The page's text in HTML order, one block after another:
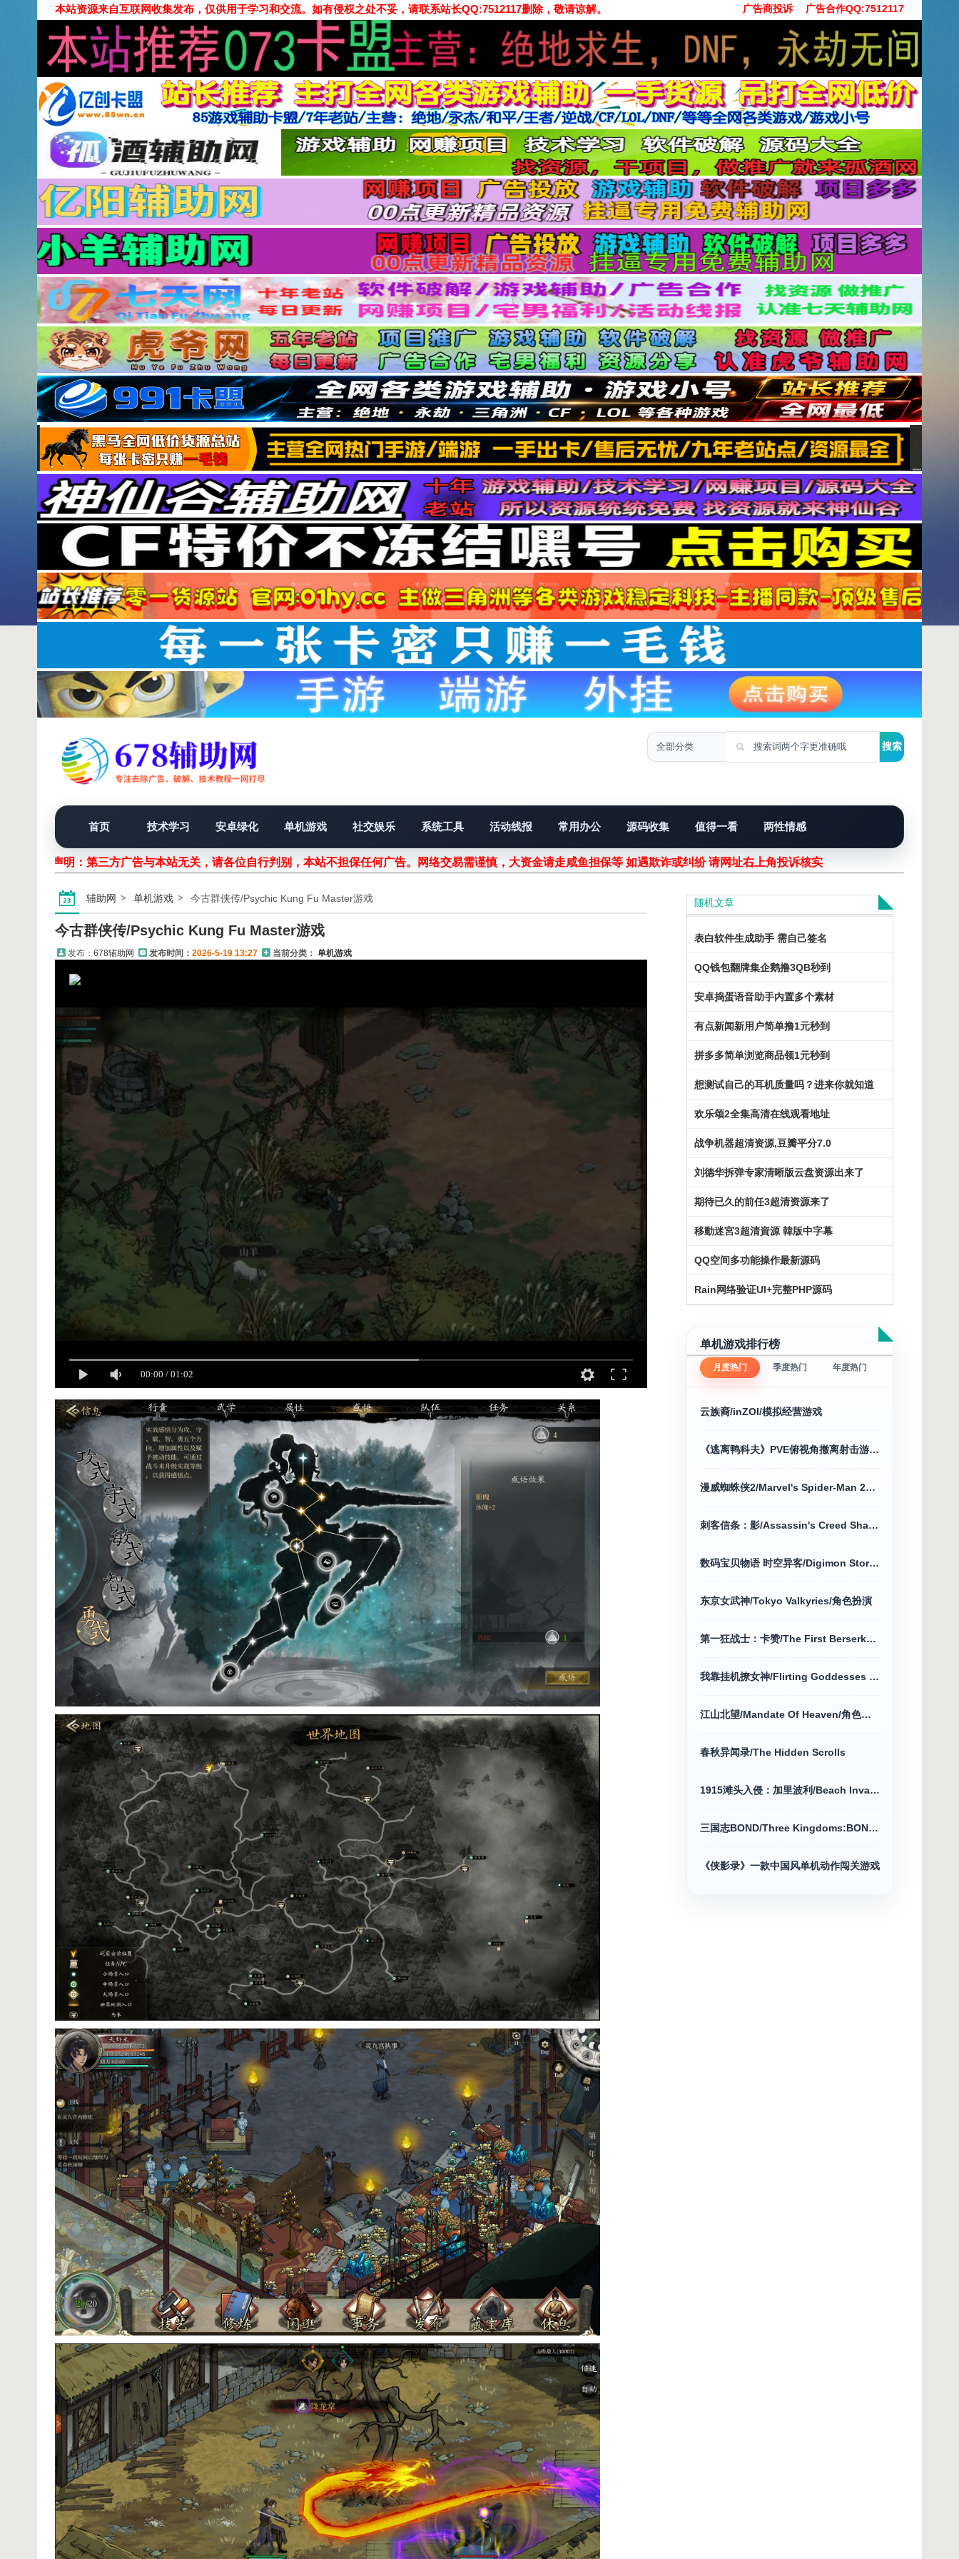
本站资源来自互联网收集发布，仅供用于学习和交流。如有侵权之处不妥，请联系站长QQ:7512117删除，敬请谅解。 广告商投诉 广告合作QQ:7512117
首页 技术学习 安卓绿化 单机游戏 社交娱乐 系统工具 活动线报 常用办公 源码收集 值得一看 两性情感
声明：第三方广告与本站无关，请各位自行判别，本站不担保任何广告。网络交易需谨慎，大资金请走咸鱼担保等 如遇欺诈或纠纷 请网址右上角投诉核实！
辅助网 单机游戏 今古群侠传/Psychic Kung Fu Master游戏
今古群侠传/Psychic Kung Fu Master游戏
发布： 678辅助网 发布时间： 2026-5-19 13:27 当前分类： 单机游戏
随机文章
表白软件生成助手 需自己签名
QQ钱包翻牌集企鹅撸3QB秒到
安卓捣蛋语音助手内置多个素材
有点新闻新用户简单撸1元秒到
拼多多简单浏览商品领1元秒到
想测试自己的耳机质量吗？进来你就知道
欢乐颂2全集高清在线观看地址
战争机器超清资源,豆瓣平分7.0
刘德华拆弹专家清晰版云盘资源出来了
期待已久的前任3超清资源来了
移動迷宮3超清資源 韓版中字幕
QQ空间多功能操作最新源码
Rain网络验证UI+完整PHP源码
单机游戏排行榜
月度热门 季度热门 年度热门
云族裔/inZOI/模拟经营游戏
《逃离鸭科夫》PVE俯视角撤离射击游戏+修改器
漫威蜘蛛侠2/Marvel's Spider-Man 2动作冒险
刺客信条：影/Assassin's Creed Shadows voices38 新游发布
数码宝贝物语 时空异客/Digimon Story Time Stranger
东京女武神/Tokyo Valkyries/角色扮演
第一狂战士：卡赞/The First Berserker动作冒险
我靠挂机撩女神/Flirting Goddesses by AFK
江山北望/Mandate Of Heaven/角色扮演游戏
春秋异闻录/The Hidden Scrolls
1915滩头入侵：加里波利/Beach Invasion动作冒险
三国志BOND/Three Kingdoms:BOND/策略战棋
《侠影录》一款中国风单机动作闯关游戏